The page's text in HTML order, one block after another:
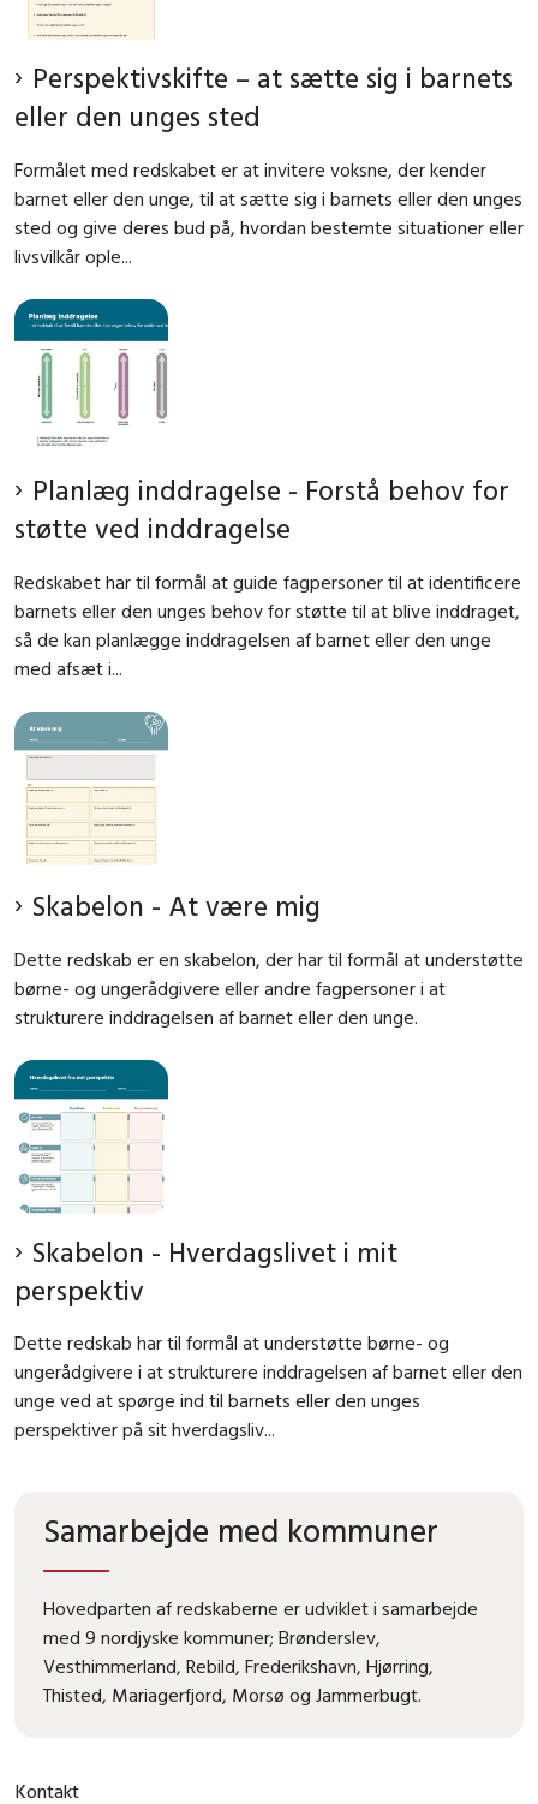
Perspektivskifte – at sætte sig i barnets
eller den unges sted
Formålet med redskabet er at invitere voksne, der kender
barnet eller den unge, til at sætte sig i barnets eller den unges
sted og give deres bud på, hvordan bestemte situationer eller
livsvilkår ople...
Planlæg inddragelse - Forstå behov for
støtte ved inddragelse
Redskabet har til formål at guide fagpersoner til at identificere
barnets eller den unges behov for støtte til at blive inddraget,
så de kan planlægge inddragelsen af barnet eller den unge
med afsæt i...
Skabelon - At være mig
Dette redskab er en skabelon, der har til formål at understøtte
børne- og ungerådgivere eller andre fagpersoner i at
strukturere inddragelsen af barnet eller den unge.
Skabelon - Hverdagslivet i mit
perspektiv
Dette redskab har til formål at understøtte børne- og
ungerådgivere i at strukturere inddragelsen af barnet eller den
unge ved at spørge ind til barnets eller den unges
perspektiver på sit hverdagsliv...
Samarbejde med kommuner
Hovedparten af redskaberne er udviklet i samarbejde
med 9 nordjyske kommuner; Brønderslev,
Vesthimmerland, Rebild, Frederikshavn, Hjørring,
Thisted, Mariagerfjord, Morsø og Jammerbugt.
Kontakt